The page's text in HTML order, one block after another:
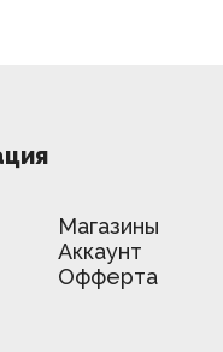
Магазины
Аккаунт
Офферта